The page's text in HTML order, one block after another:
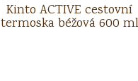
Kinto ACTIVE cestovní
termoska béžová 600 ml